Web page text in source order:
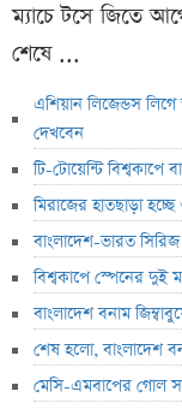
ম্যাচে টসে জিতে
শেষে ...
এশিয়ান লিজেন্ডস
দেখবেন
টি-টোয়েন্টি
মিরাজের হাতছাড়া
বাংলাদেশ-ভারত
বিশ্বকাপে স্পেনের দুই
বাংলাদেশ বনাম
শেষ হলো, বাংলাদেশ
মেসি-এমবাপের গোল